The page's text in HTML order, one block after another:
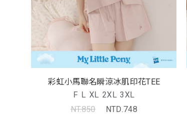
彩虹小馬聯名瞬涼冰肌印花TEE
F L XL 2XL 3XL
NT.850
NTD.748